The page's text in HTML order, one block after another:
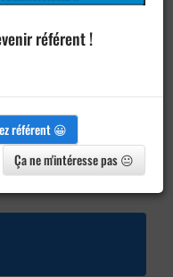
référent !
référent 😀
Ça ne m'intéresse pas 😐